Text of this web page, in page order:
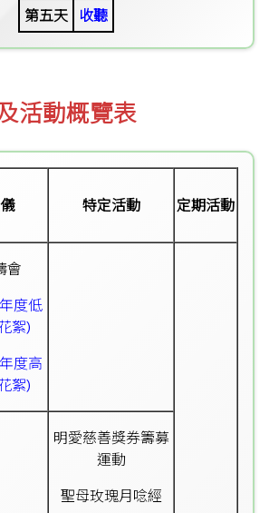
第五天
收聽
活動概覽表
特定活動 定期活動
會
度低
絮)
度高
絮)
明愛慈善獎券籌募
運動
聖母玫瑰月唸經